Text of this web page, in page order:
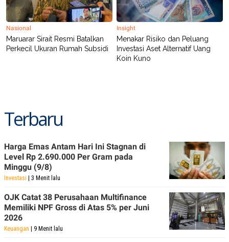
Nasional
Maruarar Sirait Resmi Batalkan
Perkecil Ukuran Rumah Subsidi
Insight
Menakar Risiko dan Peluang
Investasi Aset Alternatif Uang
Koin Kuno
Terbaru
Harga Emas Antam Hari Ini Stagnan di
Level Rp 2.690.000 Per Gram pada
Minggu (9/8)
Investasi | 3 Menit lalu
OJK Catat 38 Perusahaan Multifinance
Memiliki NPF Gross di Atas 5% per Juni
2026
Keuangan | 9 Menit lalu